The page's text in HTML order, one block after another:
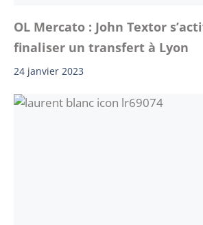
OL Mercato : John Textor
finaliser un transfert à Lyon
24 janvier 2023